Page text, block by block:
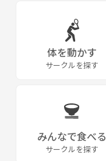
体を動かす
サークルを探す
みんなで食べる
サークルを探す